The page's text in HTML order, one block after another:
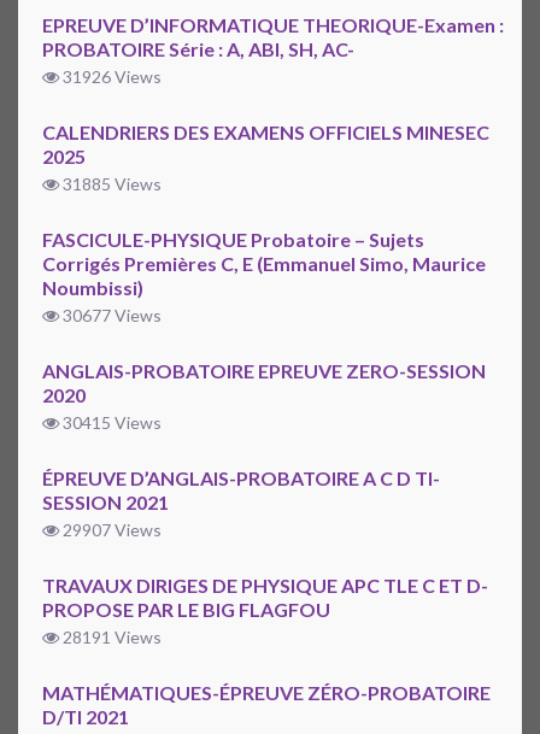
EPREUVE D’INFORMATIQUE THEORIQUE-Examen :
PROBATOIRE Série : A, ABI, SH, AC-
31926 Views
CALENDRIERS DES EXAMENS OFFICIELS MINESEC
2025
31885 Views
FASCICULE-PHYSIQUE Probatoire – Sujets
Corrigés Premières C, E (Emmanuel Simo, Maurice
Noumbissi)
30677 Views
ANGLAIS-PROBATOIRE EPREUVE ZERO-SESSION
2020
30415 Views
ÉPREUVE D’ANGLAIS-PROBATOIRE A C D TI-
SESSION 2021
29907 Views
TRAVAUX DIRIGES DE PHYSIQUE APC TLE C ET D-
PROPOSE PAR LE BIG FLAGFOU
28191 Views
MATHÉMATIQUES-ÉPREUVE ZÉRO-PROBATOIRE
D/TI 2021